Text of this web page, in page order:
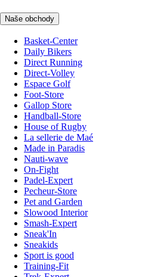
Naše obchody
Basket-Center
Daily Bikers
Direct Running
Direct-Volley
Espace Golf
Foot-Store
Gallop Store
Handball-Store
House of Rugby
La sellerie de Maé
Made in Paradis
Nauti-wave
On-Fight
Padel-Expert
Pecheur-Store
Pet and Garden
Slowood Interior
Smash-Expert
Sneak'In
Sneakids
Sport is good
Training-Fit